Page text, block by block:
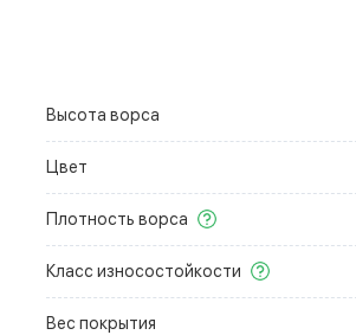
Высота ворса
Цвет
Плотность ворса
Класс износостойкости
Вес покрытия